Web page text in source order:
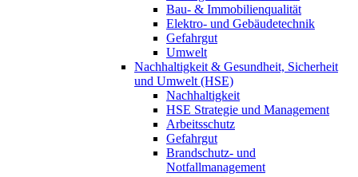
Bau- & Immobilienqualität
Elektro- und Gebäudetechnik
Gefahrgut
Umwelt
Nachhaltigkeit & Gesundheit, Sicherheit
und Umwelt (HSE)
Nachhaltigkeit
HSE Strategie und Management
Arbeitsschutz
Gefahrgut
Brandschutz- und
Notfallmanagement